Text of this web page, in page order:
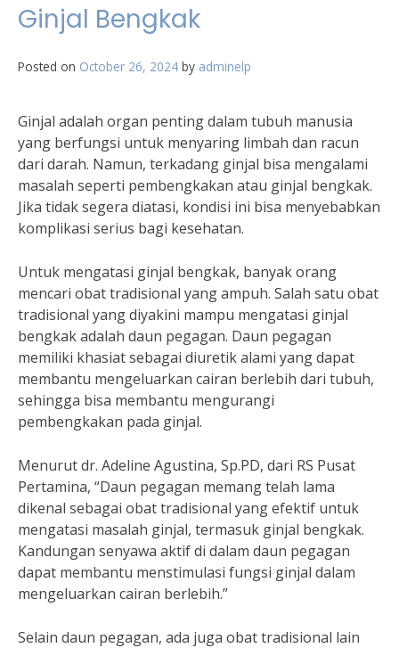
Ginjal Bengkak
Posted on October 26, 2024 by adminelp
Ginjal adalah organ penting dalam tubuh manusia
yang berfungsi untuk menyaring limbah dan racun
dari darah. Namun, terkadang ginjal bisa mengalami
masalah seperti pembengkakan atau ginjal bengkak.
Jika tidak segera diatasi, kondisi ini bisa menyebabkan
komplikasi serius bagi kesehatan.
Untuk mengatasi ginjal bengkak, banyak orang
mencari obat tradisional yang ampuh. Salah satu obat
tradisional yang diyakini mampu mengatasi ginjal
bengkak adalah daun pegagan. Daun pegagan
memiliki khasiat sebagai diuretik alami yang dapat
membantu mengeluarkan cairan berlebih dari tubuh,
sehingga bisa membantu mengurangi
pembengkakan pada ginjal.
Menurut dr. Adeline Agustina, Sp.PD, dari RS Pusat
Pertamina, “Daun pegagan memang telah lama
dikenal sebagai obat tradisional yang efektif untuk
mengatasi masalah ginjal, termasuk ginjal bengkak.
Kandungan senyawa aktif di dalam daun pegagan
dapat membantu menstimulasi fungsi ginjal dalam
mengeluarkan cairan berlebih.”
Selain daun pegagan, ada juga obat tradisional lain